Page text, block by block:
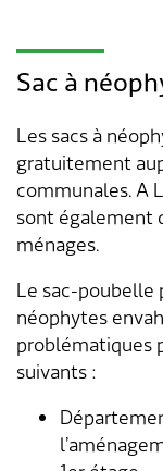
Sac à
Les sacs à
gratuitement
communales. A
sont également
ménages.
Le sac-poubelle
néophytes
problématiques
suivants :